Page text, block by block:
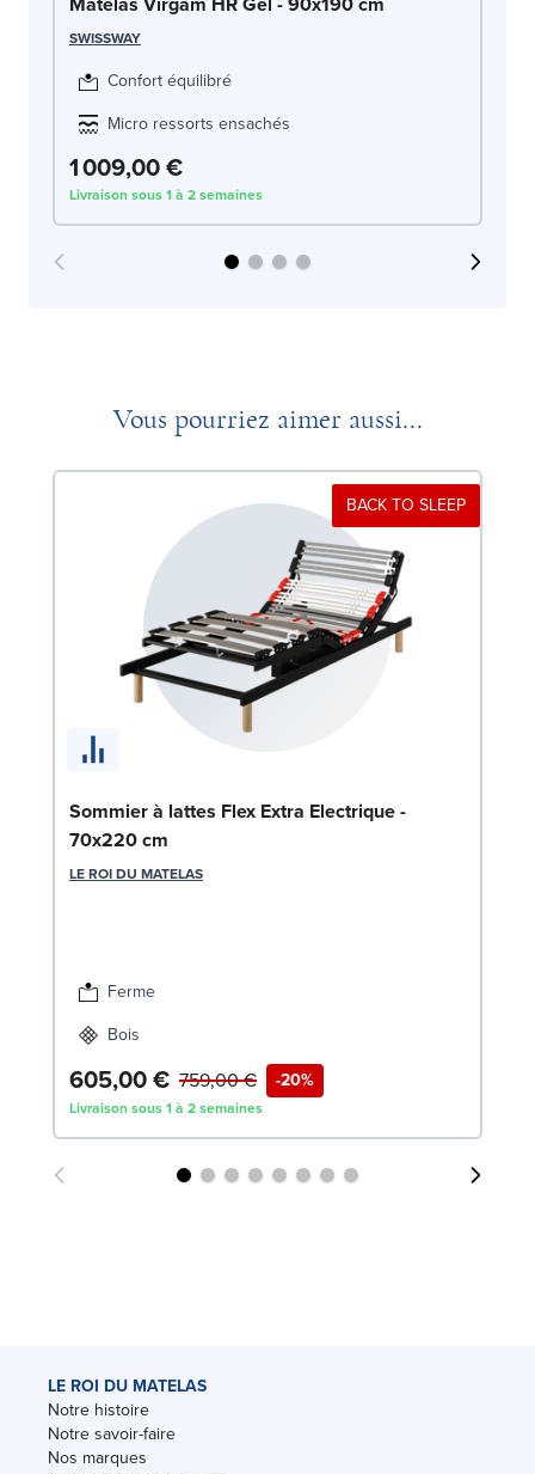
SWISSWAY
Confort équilibré
Micro ressorts ensachés
1 009,00 €
Livraison sous 1 à 2 semaines
Vous pourriez aimer aussi...
BACK TO SLEEP
Sommier à lattes Flex Extra Electrique -
70x220 cm
LE ROI DU MATELAS
Ferme
Bois
605,00 € -20%
759,00 €
Livraison sous 1 à 2 semaines
LE ROI DU MATELAS
Notre histoire
Notre savoir-faire
Nos marques